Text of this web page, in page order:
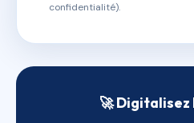
confidentialité).
🚀 Digitalisez